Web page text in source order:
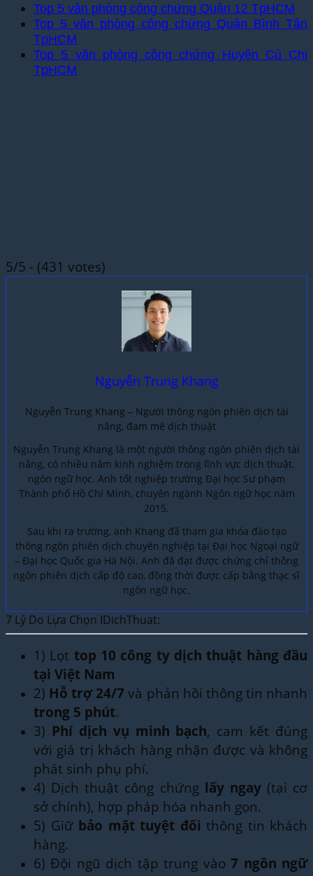
Top 5 văn phòng công chứng Quận 12 TpHCM
Top 5 văn phòng công chứng Quận Bình Tân
TpHCM
Top 5 văn phòng công chứng Huyện Củ Chi
TpHCM
5/5 - (431 votes)
Nguyễn Trung Khang
Nguyễn Trung Khang – Người thông ngôn phiên dịch tài
năng, đam mê dịch thuật
Nguyễn Trung Khang là một người thông ngôn phiên dịch tài
năng, có nhiều năm kinh nghiệm trong lĩnh vực dịch thuật,
ngôn ngữ học. Anh tốt nghiệp trường Đại học Sư phạm
Thành phố Hồ Chí Minh, chuyên ngành Ngôn ngữ học năm
2015.
Sau khi ra trường, anh Khang đã tham gia khóa đào tạo
thông ngôn phiên dịch chuyên nghiệp tại Đại học Ngoại ngữ
– Đại học Quốc gia Hà Nội. Anh đã đạt được chứng chỉ thông
ngôn phiên dịch cấp độ cao, đồng thời được cấp bằng thạc sĩ
ngôn ngữ học.
7 Lý Do Lựa Chọn IDichThuat:
1) Lọt top 10 công ty dịch thuật hàng đầu
tại Việt Nam
2) Hỗ trợ 24/7 và phản hồi thông tin nhanh
trong 5 phút.
3) Phí dịch vụ minh bạch, cam kết đúng
với giá trị khách hàng nhận được và không
phát sinh phụ phí.
4) Dịch thuật công chứng lấy ngay(tại cơ
sở chính), hợp pháp hóa nhanh gọn.
5) Giữ bảo mật tuyệt đối thông tin khách
hàng.
6) Đội ngũ dịch tập trung vào7 ngôn ngữ